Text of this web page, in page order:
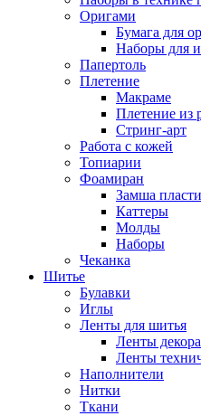
Оригами
Бумага для
Наборы для
Папертоль
Плетение
Макраме
Плетение из
Стринг-арт
Работа с кожей
Топиарии
Фоамиран
Замша
Каттеры
Молды
Наборы
Чеканка
Шитье
Булавки
Иглы
Ленты для шитья
Ленты
Ленты
Наполнители
Нитки
Ткани